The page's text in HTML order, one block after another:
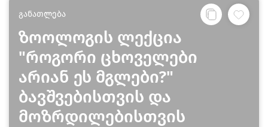
განათლება
ზოოლოგის ლექცია
"როგორი ცხოველები
არიან ეს მგლები?"
ბავშვებისთვის და
მოზრდილებისთვის